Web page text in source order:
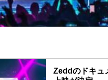
Zeddのドキュ